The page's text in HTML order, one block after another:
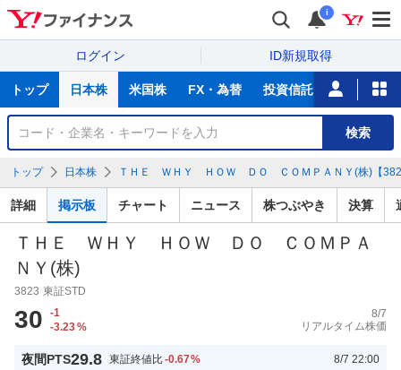
i
ログイン ID新規取得
サ
トップ 日本株 米国株 FX・為替 投資信託 ニュース
銘
検
索
検索
トップ 日本株 ＴＨＥ ＷＨＹ ＨＯＷ ＤＯ ＣＯＭＰＡＮＹ(株)【
詳細 掲示板 チャート ニュース 株つぶやき 決算
ＴＨＥ ＷＨＹ ＨＯＷ ＤＯ ＣＯＭＰＡ
ＮＹ(株)
3823 東証STD
30
-1
-3.23%
8/7
リアルタイム株価
夜間PTS29.8 東証終値比-0.67% 8/7 22:00